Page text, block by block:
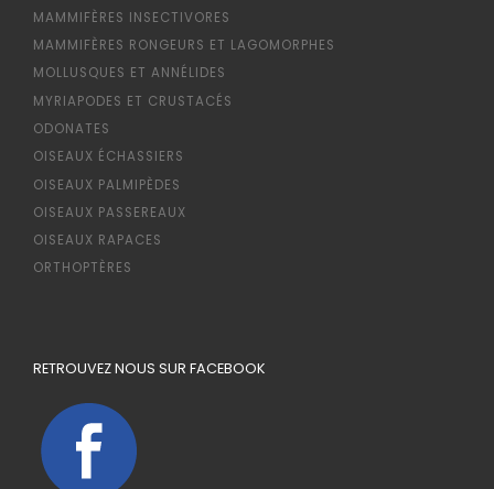
MAMMIFÈRES INSECTIVORES
MAMMIFÈRES RONGEURS ET LAGOMORPHES
MOLLUSQUES ET ANNÉLIDES
MYRIAPODES ET CRUSTACÉS
ODONATES
OISEAUX ÉCHASSIERS
OISEAUX PALMIPÈDES
OISEAUX PASSEREAUX
OISEAUX RAPACES
ORTHOPTÈRES
RETROUVEZ NOUS SUR FACEBOOK